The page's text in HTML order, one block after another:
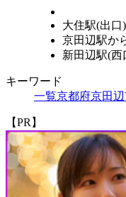
大住駅(出口
京田辺駅か
新田辺駅(西
キーワード
一覧京都府京田
【PR】